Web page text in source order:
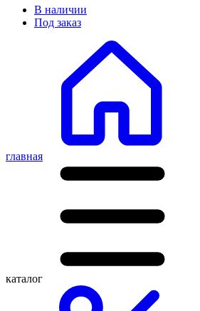
В наличии
Под заказ
главная
каталог